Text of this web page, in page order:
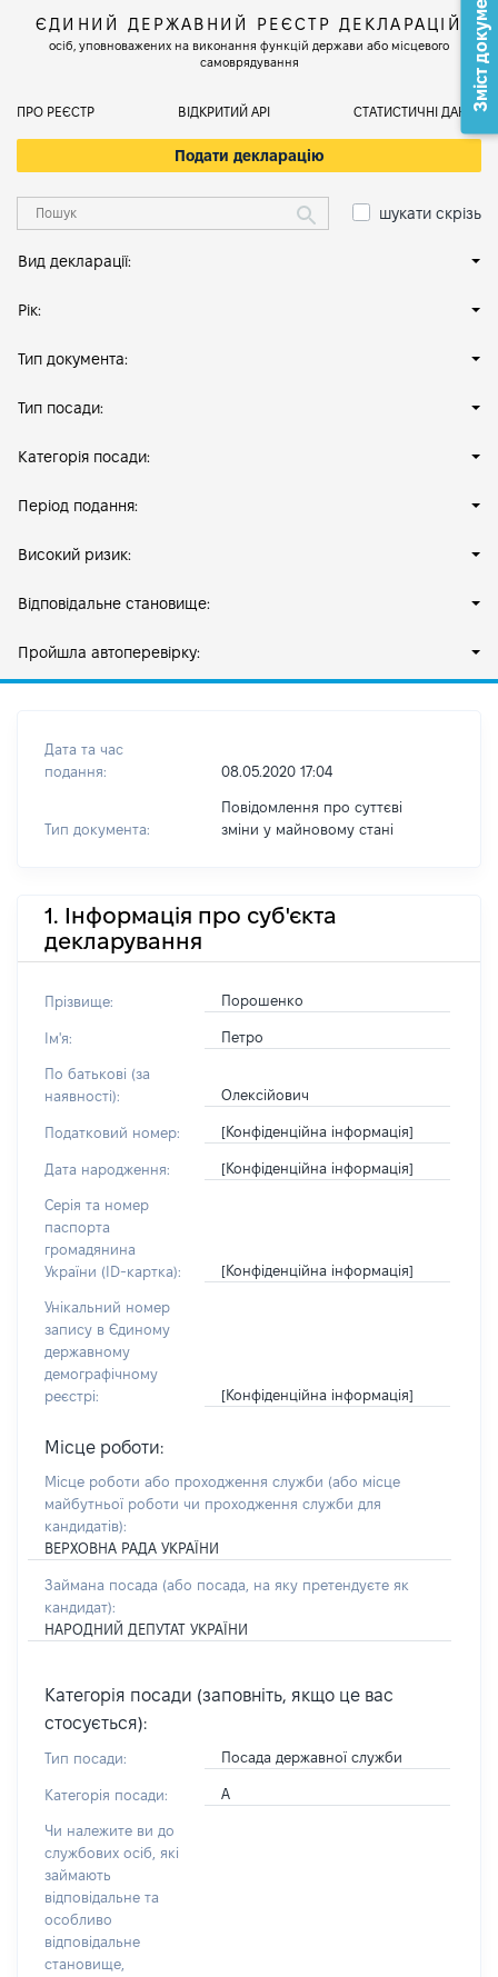
ЄДИНИЙ ДЕРЖАВНИЙ РЕЄСТР ДЕКЛАРАЦІЙ
осіб, уповноважених на виконання функцій держави або місцевого
самоврядування
ПРО РЕЄСТР ВІДКРИТИЙ АРІ СТАТИСТИЧНІ ДАНІ
Подати декларацію
шукати скрізь
Вид декларації:
Рік:
Тип документа:
Тип посади:
Категорія посади:
Період подання:
Високий ризик:
Відповідальне становище:
Пройшла автоперевірку:
Дата та час
подання:
08.05.2020 17:04
Тип документа:
Повідомлення про суттєві
зміни y майновому стані
1. Інформація про суб'єкта
декларування
Прізвище: Порошенко
Ім'я: Петро
По батькові (за
наявності):
Олексійович
Податковий номер: [Конфіденційна інформація]
Дата народження: [Конфіденційна інформація]
Серія та номер
паспорта
громадянина
України (ID-картка):
[Конфіденційна інформація]
Унікальний номер
запису в Єдиному
державному
демографічному
реєстрі:
[Конфіденційна інформація]
Місце роботи:
Місце роботи або проходження служби (або місце
майбутньої роботи чи проходження служби для
кандидатів):
ВЕРХОВНА РАДА УКРАЇНИ
Займана посада (або посада, на яку претендуєте як
кандидат):
НАРОДНИЙ ДЕПУТАТ УКРАЇНИ
Категорія посади (заповніть, якщо це вас
стосується):
Тип посади: Посада державної служби
Категорія посади: А
Чи належите ви до
службових осіб, які
займають
відповідальне та
особливо
відповідальне
становище,
Зміст документа